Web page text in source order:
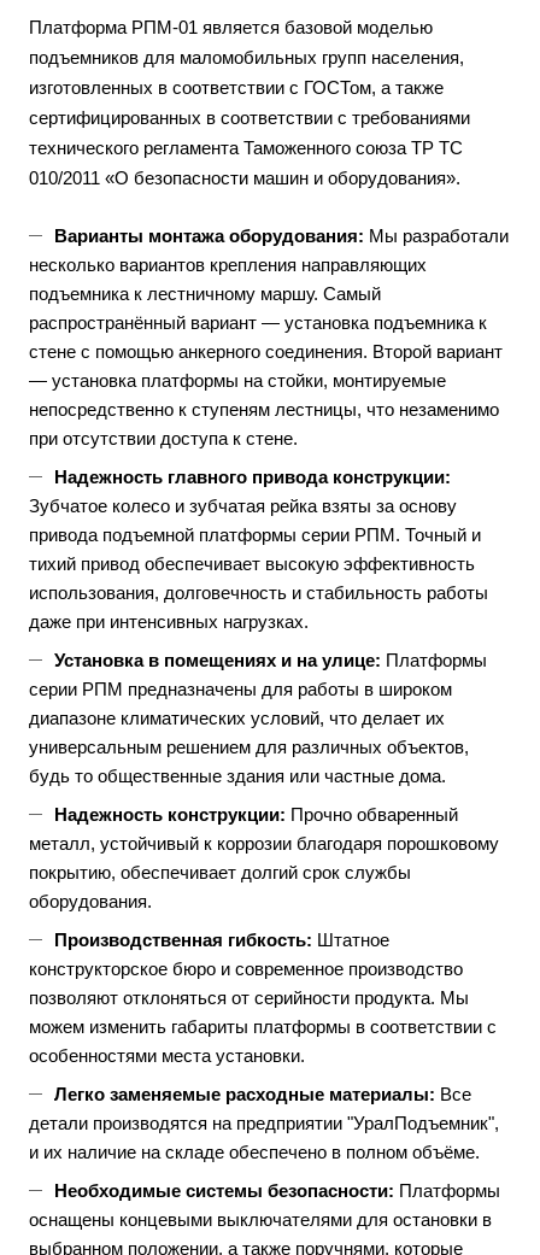
Платформа РПМ-01 является базовой моделью
подъемников для маломобильных групп населения,
изготовленных в соответствии с ГОСТом, а также
сертифицированных в соответствии с требованиями
технического регламента Таможенного союза ТР ТС
010/2011 «О безопасности машин и оборудования».
Варианты монтажа оборудования: Мы разработали
несколько вариантов крепления направляющих
подъемника к лестничному маршу. Самый
распространённый вариант — установка подъемника к
стене с помощью анкерного соединения. Второй вариант
— установка платформы на стойки, монтируемые
непосредственно к ступеням лестницы, что незаменимо
при отсутствии доступа к стене.
Надежность главного привода конструкции:
Зубчатое колесо и зубчатая рейка взяты за основу
привода подъемной платформы серии РПМ. Точный и
тихий привод обеспечивает высокую эффективность
использования, долговечность и стабильность работы
даже при интенсивных нагрузках.
Установка в помещениях и на улице: Платформы
серии РПМ предназначены для работы в широком
диапазоне климатических условий, что делает их
универсальным решением для различных объектов,
будь то общественные здания или частные дома.
Надежность конструкции: Прочно обваренный
металл, устойчивый к коррозии благодаря порошковому
покрытию, обеспечивает долгий срок службы
оборудования.
Производственная гибкость: Штатное
конструкторское бюро и современное производство
позволяют отклоняться от серийности продукта. Мы
можем изменить габариты платформы в соответствии с
особенностями места установки.
Легко заменяемые расходные материалы: Все
детали производятся на предприятии "УралПодъемник",
и их наличие на складе обеспечено в полном объёме.
Необходимые системы безопасности: Платформы
оснащены концевыми выключателями для остановки в
выбранном положении, а также поручнями, которые